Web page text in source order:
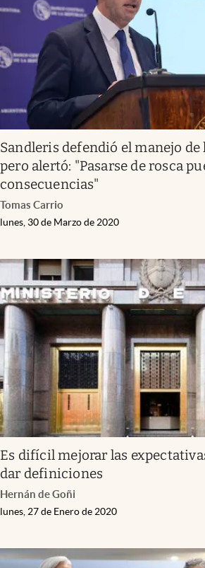
Sandleris defendió el manejo de
pero alertó: "Pasarse de rosca
consecuencias"
Tomas Carrio
lunes, 30 de Marzo de 2020
Es difícil mejorar las
dar definiciones
Hernán de Goñi
lunes, 27 de Enero de 2020